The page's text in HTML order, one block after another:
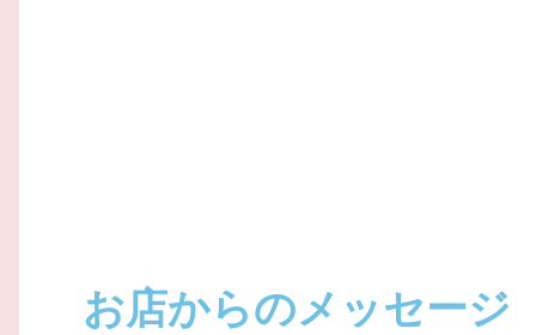
お店からのメッセージ